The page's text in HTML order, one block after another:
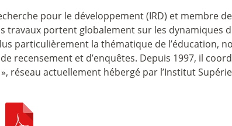
pour le développement (IRD) et membre
travaux portent globalement sur les dynamiques
particulièrement la thématique de l’éducation,
recensement et d’enquêtes. Depuis 1997, il
», réseau actuellement hébergé par l’Institut